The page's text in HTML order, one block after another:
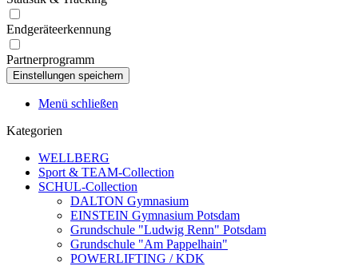
Endgeräteerkennung
Partnerprogramm
Menü schließen
Kategorien
WELLBERG
Sport & TEAM-Collection
SCHUL-Collection
DALTON Gymnasium
EINSTEIN Gymnasium Potsdam
Grundschule "Ludwig Renn" Potsdam
Grundschule "Am Pappelhain"
POWERLIFTING / KDK